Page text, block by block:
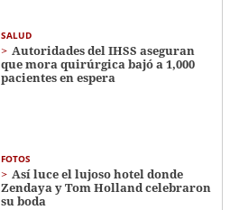
SALUD
Autoridades del IHSS aseguran
que mora quirúrgica bajó a 1,000
pacientes en espera
FOTOS
Así luce el lujoso hotel donde
Zendaya y Tom Holland celebraron
su boda